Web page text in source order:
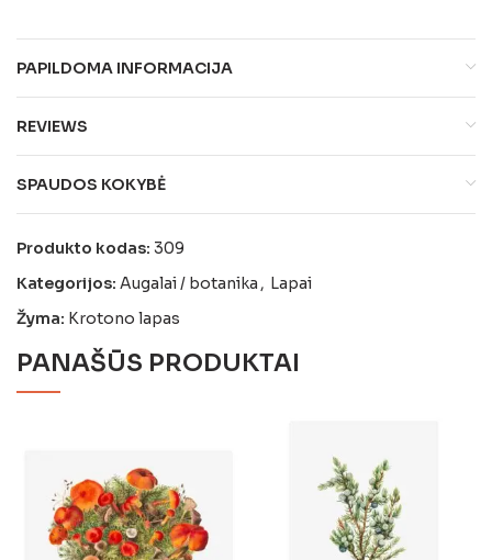
PAPILDOMA INFORMACIJA
REVIEWS
SPAUDOS KOKYBĖ
Produkto kodas: 309
Kategorijos: Augalai / botanika , Lapai
Žyma: Krotono lapas
PANAŠŪS PRODUKTAI